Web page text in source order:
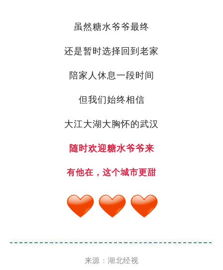
虽然糖水爷爷最终
还是暂时选择回到老家
陪家人休息一段时间
但我们始终相信
大江大湖大胸怀的武汉
随时欢迎糖水爷爷来
有他在，这个城市更甜
来源：湖北经视